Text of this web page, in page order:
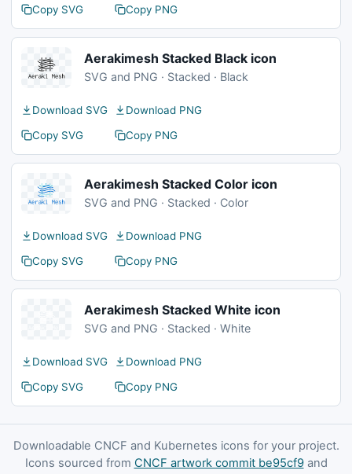
Copy SVG
Copy PNG
Aerakimesh Stacked Black icon
SVG and PNG · Stacked · Black
Download SVG
Download PNG
Copy SVG
Copy PNG
Aerakimesh Stacked Color icon
SVG and PNG · Stacked · Color
Download SVG
Download PNG
Copy SVG
Copy PNG
Aerakimesh Stacked White icon
SVG and PNG · Stacked · White
Download SVG
Download PNG
Copy SVG
Copy PNG
Downloadable CNCF and Kubernetes icons for your project.
Icons sourced from CNCF artwork commit be95cf9and